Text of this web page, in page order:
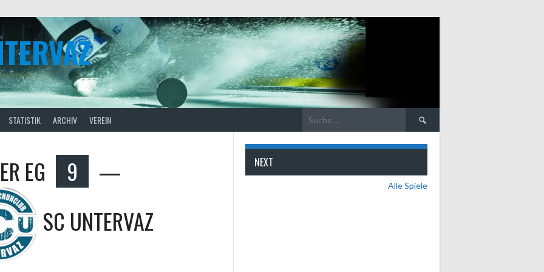
STATISTIK ARCHIV VEREIN
Suche
nach:
EG 9
—
SC UNTERVAZ
NEXT
Alle Spiele